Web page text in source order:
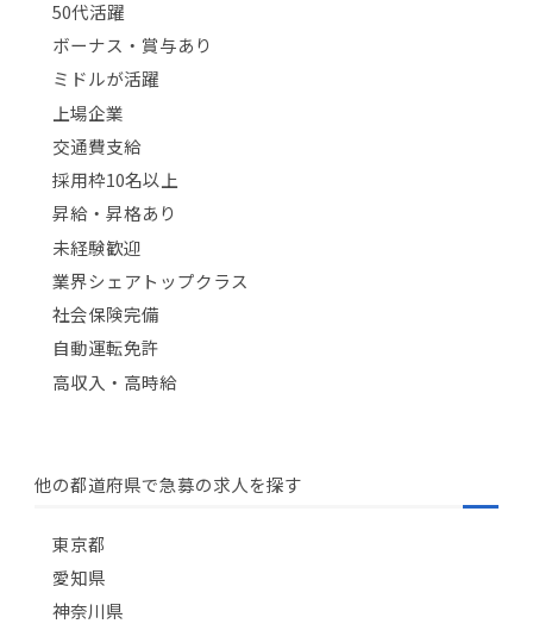
50代活躍
ボーナス・賞与あり
ミドルが活躍
上場企業
交通費支給
採用枠10名以上
昇給・昇格あり
未経験歓迎
業界シェアトップクラス
社会保険完備
自動運転免許
高収入・高時給
他の都道府県で急募の求人を探す
東京都
愛知県
神奈川県